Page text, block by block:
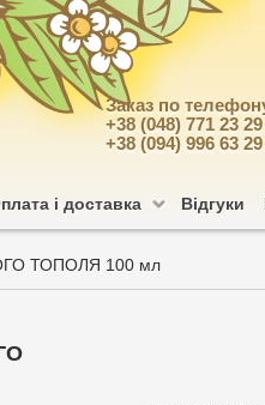
Заказ по
+38 (048) 771 23 29
+38 (094) 996 63 29
і доставка Відгуки
ТОПОЛЯ 100 мл